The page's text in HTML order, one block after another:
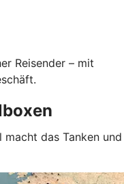
Reisender – mit
macht das Tanken und